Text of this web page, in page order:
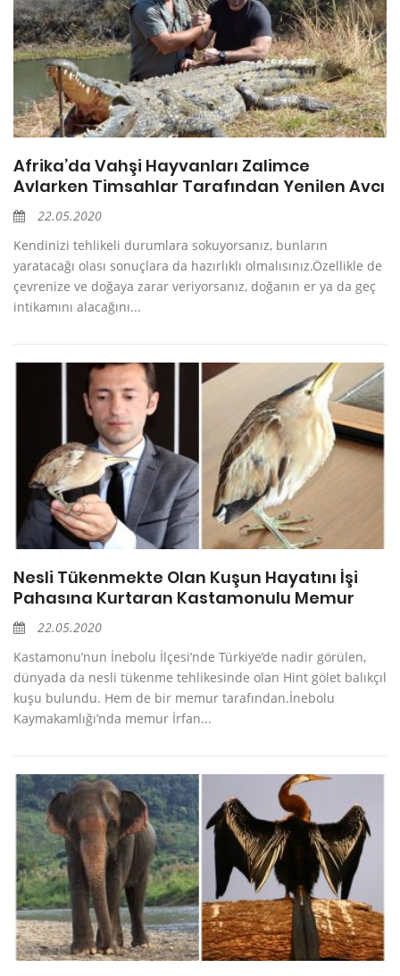
Afrika’da Vahşi Hayvanları Zalimce
Avlarken Timsahlar Tarafından Yenilen Avcı
22.05.2020
Kendinizi tehlikeli durumlara sokuyorsanız, bunların
yaratacağı olası sonuçlara da hazırlıklı olmalısınız.Özellikle de
çevrenize ve doğaya zarar veriyorsanız, doğanın er ya da geç
intikamını alacağını...
Nesli Tükenmekte Olan Kuşun Hayatını İşi
Pahasına Kurtaran Kastamonulu Memur
22.05.2020
Kastamonu’nun İnebolu İlçesi’nde Türkiye’de nadir görülen,
dünyada da nesli tükenme tehlikesinde olan Hint gölet balıkçıl
kuşu bulundu. Hem de bir memur tarafından.İnebolu
Kaymakamlığı’nda memur İrfan...